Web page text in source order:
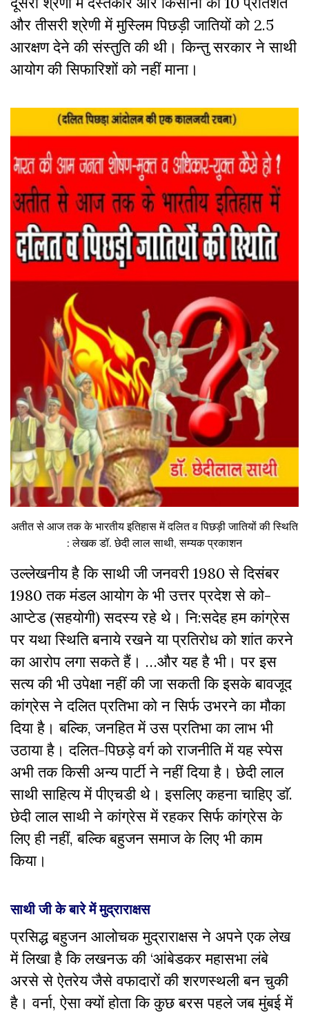
और तीसरी श्रेणी में मुस्लिम पिछड़ी जातियों को 2.5
आरक्षण देने की संस्तुति की थी। किन्तु सरकार ने साथी
आयोग की सिफारिशों को नहीं माना।
अतीत से आज तक के भारतीय इतिहास में दलित व पिछड़ी जातियों की स्थिति
: लेखक डॉ. छेदी लाल साथी, सम्यक प्रकाशन
उल्लेखनीय है कि साथी जी जनवरी 1980 से दिसंबर
1980 तक मंडल आयोग के भी उत्तर प्रदेश से को-
आप्टेड (सहयोगी) सदस्य रहे थे। नि:सदेह हम कांग्रेस
पर यथा स्थिति बनाये रखने या प्रतिरोध को शांत करने
का आरोप लगा सकते हैं। …और यह है भी। पर इस
सत्य की भी उपेक्षा नहीं की जा सकती कि इसके बावजूद
कांग्रेस ने दलित प्रतिभा को न सिर्फ उभरने का मौका
दिया है। बल्कि, जनहित में उस प्रतिभा का लाभ भी
उठाया है। दलित-पिछड़े वर्ग को राजनीति में यह स्पेस
अभी तक किसी अन्य पार्टी ने नहीं दिया है। छेदी लाल
साथी साहित्य में पीएचडी थे। इसलिए कहना चाहिए डाॅ.
छेदी लाल साथी ने कांग्रेस में रहकर सिर्फ कांग्रेस के
लिए ही नहीं, बल्कि बहुजन समाज के लिए भी काम
किया।
साथी जी के बारे में मुद्राराक्षस
प्रसिद्ध बहुजन आलोचक मुद्राराक्षस ने अपने एक लेख
में लिखा है कि लखनऊ की ‘आंबेडकर महासभा लंबे
अरसे से ऐतरेय जैसे वफादारों की शरणस्थली बन चुकी
है। वर्ना, ऐसा क्यों होता कि कुछ बरस पहले जब मुंबई में